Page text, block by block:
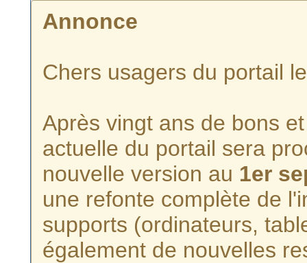
Annonce
Chers usagers du portail
Après vingt ans de bons
actuelle du portail sera
nouvelle version au 1er
une refonte complète de
supports (ordinateurs,
également de nouvelles